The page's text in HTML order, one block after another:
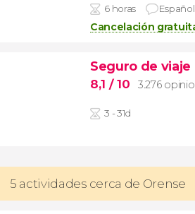
6 horas Español
Cancelación
Seguro de
8,1 / 10 3.276
3 - 31d
5 actividades cerca de Orense